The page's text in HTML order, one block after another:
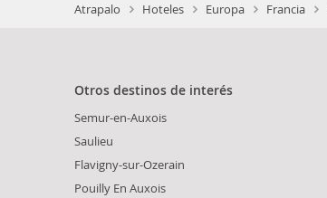
Atrapalo Hoteles Europa Francia
Otros destinos de interés
Semur-en-Auxois
Saulieu
Flavigny-sur-Ozerain
Pouilly En Auxois